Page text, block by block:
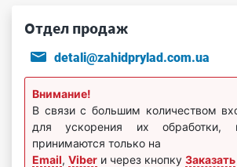
Отдел продаж
detali@zahidprylad.com.ua
Внимание!
В связи с большим количеством
для ускорения их обработки,
принимаются только на
Email, Viber и через кнопку Заказать